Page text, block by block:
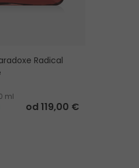
Radical
ml
od 119,00 €